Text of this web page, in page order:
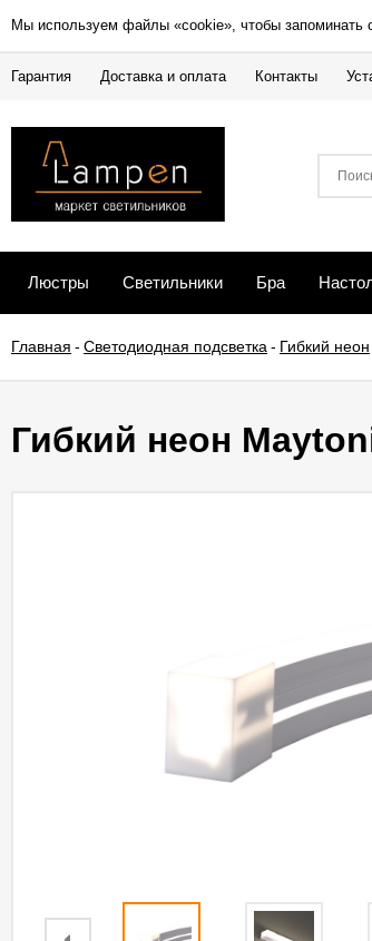
Мы используем файлы «cookie», чтобы запоминать
Гарантия Доставка и оплата Контакты
Люстры Светильники Бра
Главная - Светодиодная подсветка - Гибкий неон
Гибкий неон